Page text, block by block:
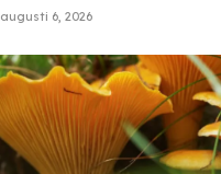
augusti 6, 2026